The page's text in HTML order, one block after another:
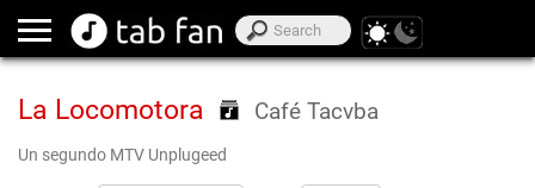
La Locomotora Café Tacvba
Un segundo MTV Unplugeed